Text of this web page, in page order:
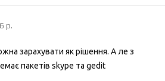
р.
зарахувати як рішення. А ле з
пакетів skype та gedit